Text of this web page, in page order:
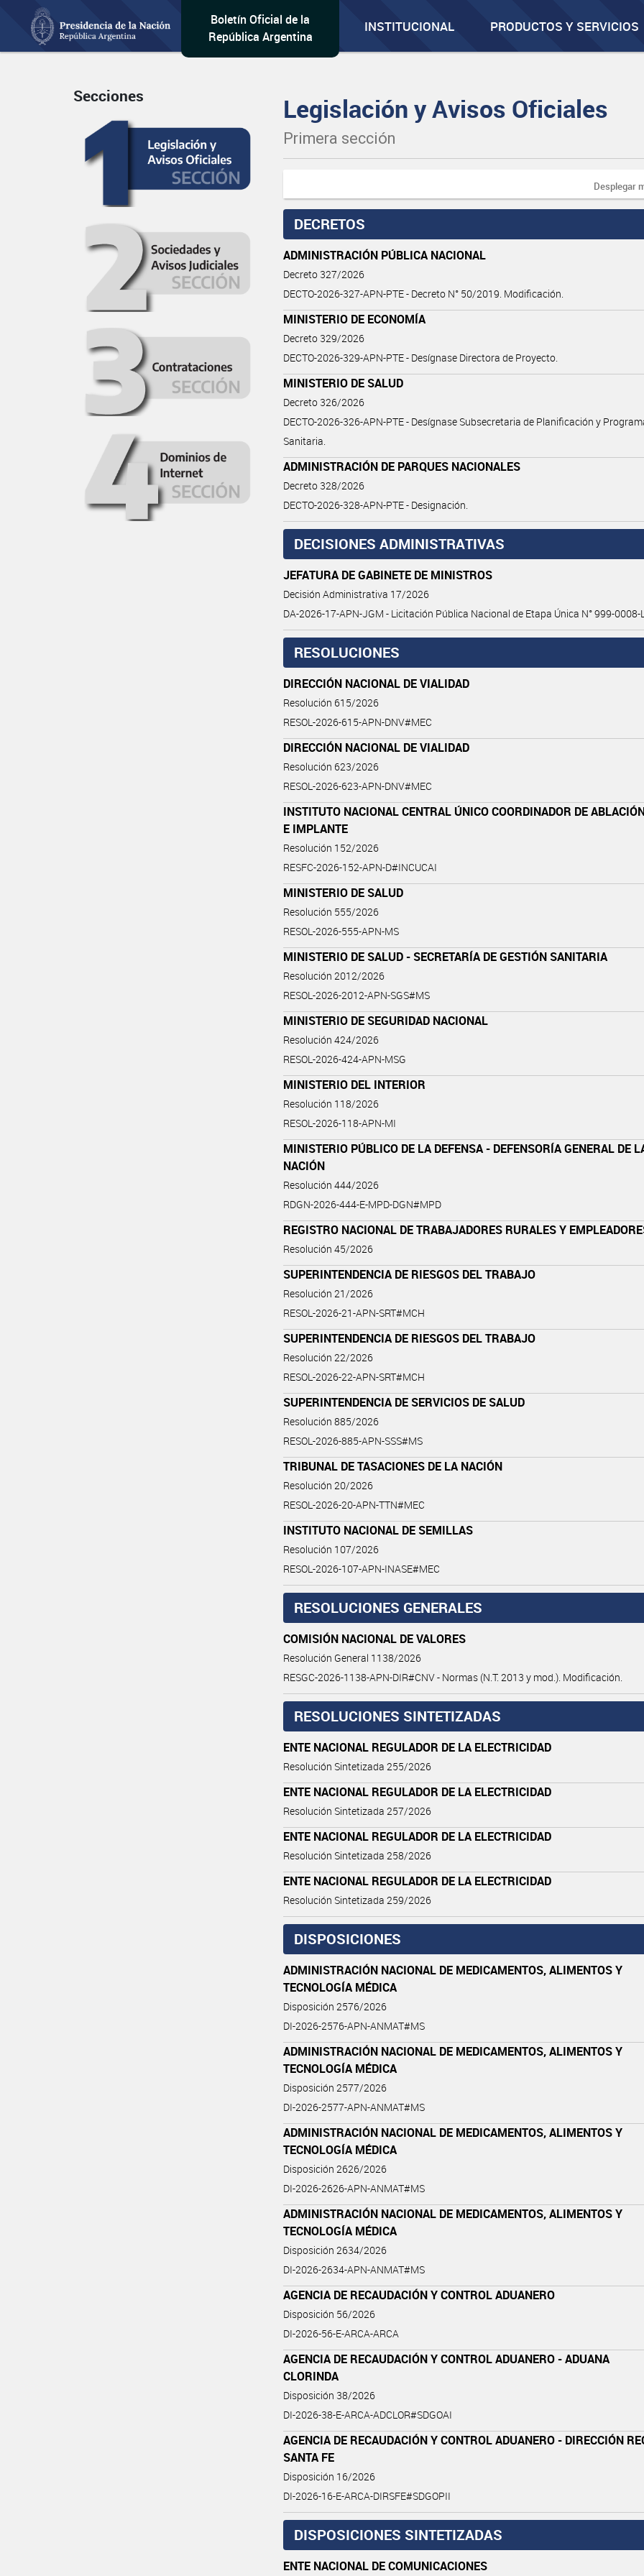
Boletín Oficial de la
República Argentina
INSTITUCIONAL PRODUCTOS Y SERVICIOS
Secciones Legislación y Avisos Oficiales
Primera sección
Desplegar
DECRETOS
ADMINISTRACIÓN PÚBLICA NACIONAL
Decreto 327/2026
DECTO-2026-327-APN-PTE - Decreto N° 50/2019. Modificación.
MINISTERIO DE ECONOMÍA
Decreto 329/2026
DECTO-2026-329-APN-PTE - Desígnase Directora de Proyecto.
MINISTERIO DE SALUD
Decreto 326/2026
DECTO-2026-326-APN-PTE - Desígnase Subsecretaria de Planificación y
Sanitaria.
ADMINISTRACIÓN DE PARQUES NACIONALES
Decreto 328/2026
DECTO-2026-328-APN-PTE - Designación.
DECISIONES ADMINISTRATIVAS
JEFATURA DE GABINETE DE MINISTROS
Decisión Administrativa 17/2026
DA-2026-17-APN-JGM - Licitación Pública Nacional de Etapa Única N° 999-0008-
RESOLUCIONES
DIRECCIÓN NACIONAL DE VIALIDAD
Resolución 615/2026
RESOL-2026-615-APN-DNV#MEC
DIRECCIÓN NACIONAL DE VIALIDAD
Resolución 623/2026
RESOL-2026-623-APN-DNV#MEC
INSTITUTO NACIONAL CENTRAL ÚNICO COORDINADOR DE
E IMPLANTE
Resolución 152/2026
RESFC-2026-152-APN-D#INCUCAI
MINISTERIO DE SALUD
Resolución 555/2026
RESOL-2026-555-APN-MS
MINISTERIO DE SALUD - SECRETARÍA DE GESTIÓN SANITARIA
Resolución 2012/2026
RESOL-2026-2012-APN-SGS#MS
MINISTERIO DE SEGURIDAD NACIONAL
Resolución 424/2026
RESOL-2026-424-APN-MSG
MINISTERIO DEL INTERIOR
Resolución 118/2026
RESOL-2026-118-APN-MI
MINISTERIO PÚBLICO DE LA DEFENSA - DEFENSORÍA GENERAL DE
NACIÓN
Resolución 444/2026
RDGN-2026-444-E-MPD-DGN#MPD
REGISTRO NACIONAL DE TRABAJADORES RURALES Y
Resolución 45/2026
SUPERINTENDENCIA DE RIESGOS DEL TRABAJO
Resolución 21/2026
RESOL-2026-21-APN-SRT#MCH
SUPERINTENDENCIA DE RIESGOS DEL TRABAJO
Resolución 22/2026
RESOL-2026-22-APN-SRT#MCH
SUPERINTENDENCIA DE SERVICIOS DE SALUD
Resolución 885/2026
RESOL-2026-885-APN-SSS#MS
TRIBUNAL DE TASACIONES DE LA NACIÓN
Resolución 20/2026
RESOL-2026-20-APN-TTN#MEC
INSTITUTO NACIONAL DE SEMILLAS
Resolución 107/2026
RESOL-2026-107-APN-INASE#MEC
RESOLUCIONES GENERALES
COMISIÓN NACIONAL DE VALORES
Resolución General 1138/2026
RESGC-2026-1138-APN-DIR#CNV - Normas (N.T. 2013 y mod.). Modificación.
RESOLUCIONES SINTETIZADAS
ENTE NACIONAL REGULADOR DE LA ELECTRICIDAD
Resolución Sintetizada 255/2026
ENTE NACIONAL REGULADOR DE LA ELECTRICIDAD
Resolución Sintetizada 257/2026
ENTE NACIONAL REGULADOR DE LA ELECTRICIDAD
Resolución Sintetizada 258/2026
ENTE NACIONAL REGULADOR DE LA ELECTRICIDAD
Resolución Sintetizada 259/2026
DISPOSICIONES
ADMINISTRACIÓN NACIONAL DE MEDICAMENTOS, ALIMENTOS Y
TECNOLOGÍA MÉDICA
Disposición 2576/2026
DI-2026-2576-APN-ANMAT#MS
ADMINISTRACIÓN NACIONAL DE MEDICAMENTOS, ALIMENTOS Y
TECNOLOGÍA MÉDICA
Disposición 2577/2026
DI-2026-2577-APN-ANMAT#MS
ADMINISTRACIÓN NACIONAL DE MEDICAMENTOS, ALIMENTOS Y
TECNOLOGÍA MÉDICA
Disposición 2626/2026
DI-2026-2626-APN-ANMAT#MS
ADMINISTRACIÓN NACIONAL DE MEDICAMENTOS, ALIMENTOS Y
TECNOLOGÍA MÉDICA
Disposición 2634/2026
DI-2026-2634-APN-ANMAT#MS
AGENCIA DE RECAUDACIÓN Y CONTROL ADUANERO
Disposición 56/2026
DI-2026-56-E-ARCA-ARCA
AGENCIA DE RECAUDACIÓN Y CONTROL ADUANERO - ADUANA
CLORINDA
Disposición 38/2026
DI-2026-38-E-ARCA-ADCLOR#SDGOAI
AGENCIA DE RECAUDACIÓN Y CONTROL ADUANERO - DIRECCIÓN
SANTA FE
Disposición 16/2026
DI-2026-16-E-ARCA-DIRSFE#SDGOPII
DISPOSICIONES SINTETIZADAS
ENTE NACIONAL DE COMUNICACIONES